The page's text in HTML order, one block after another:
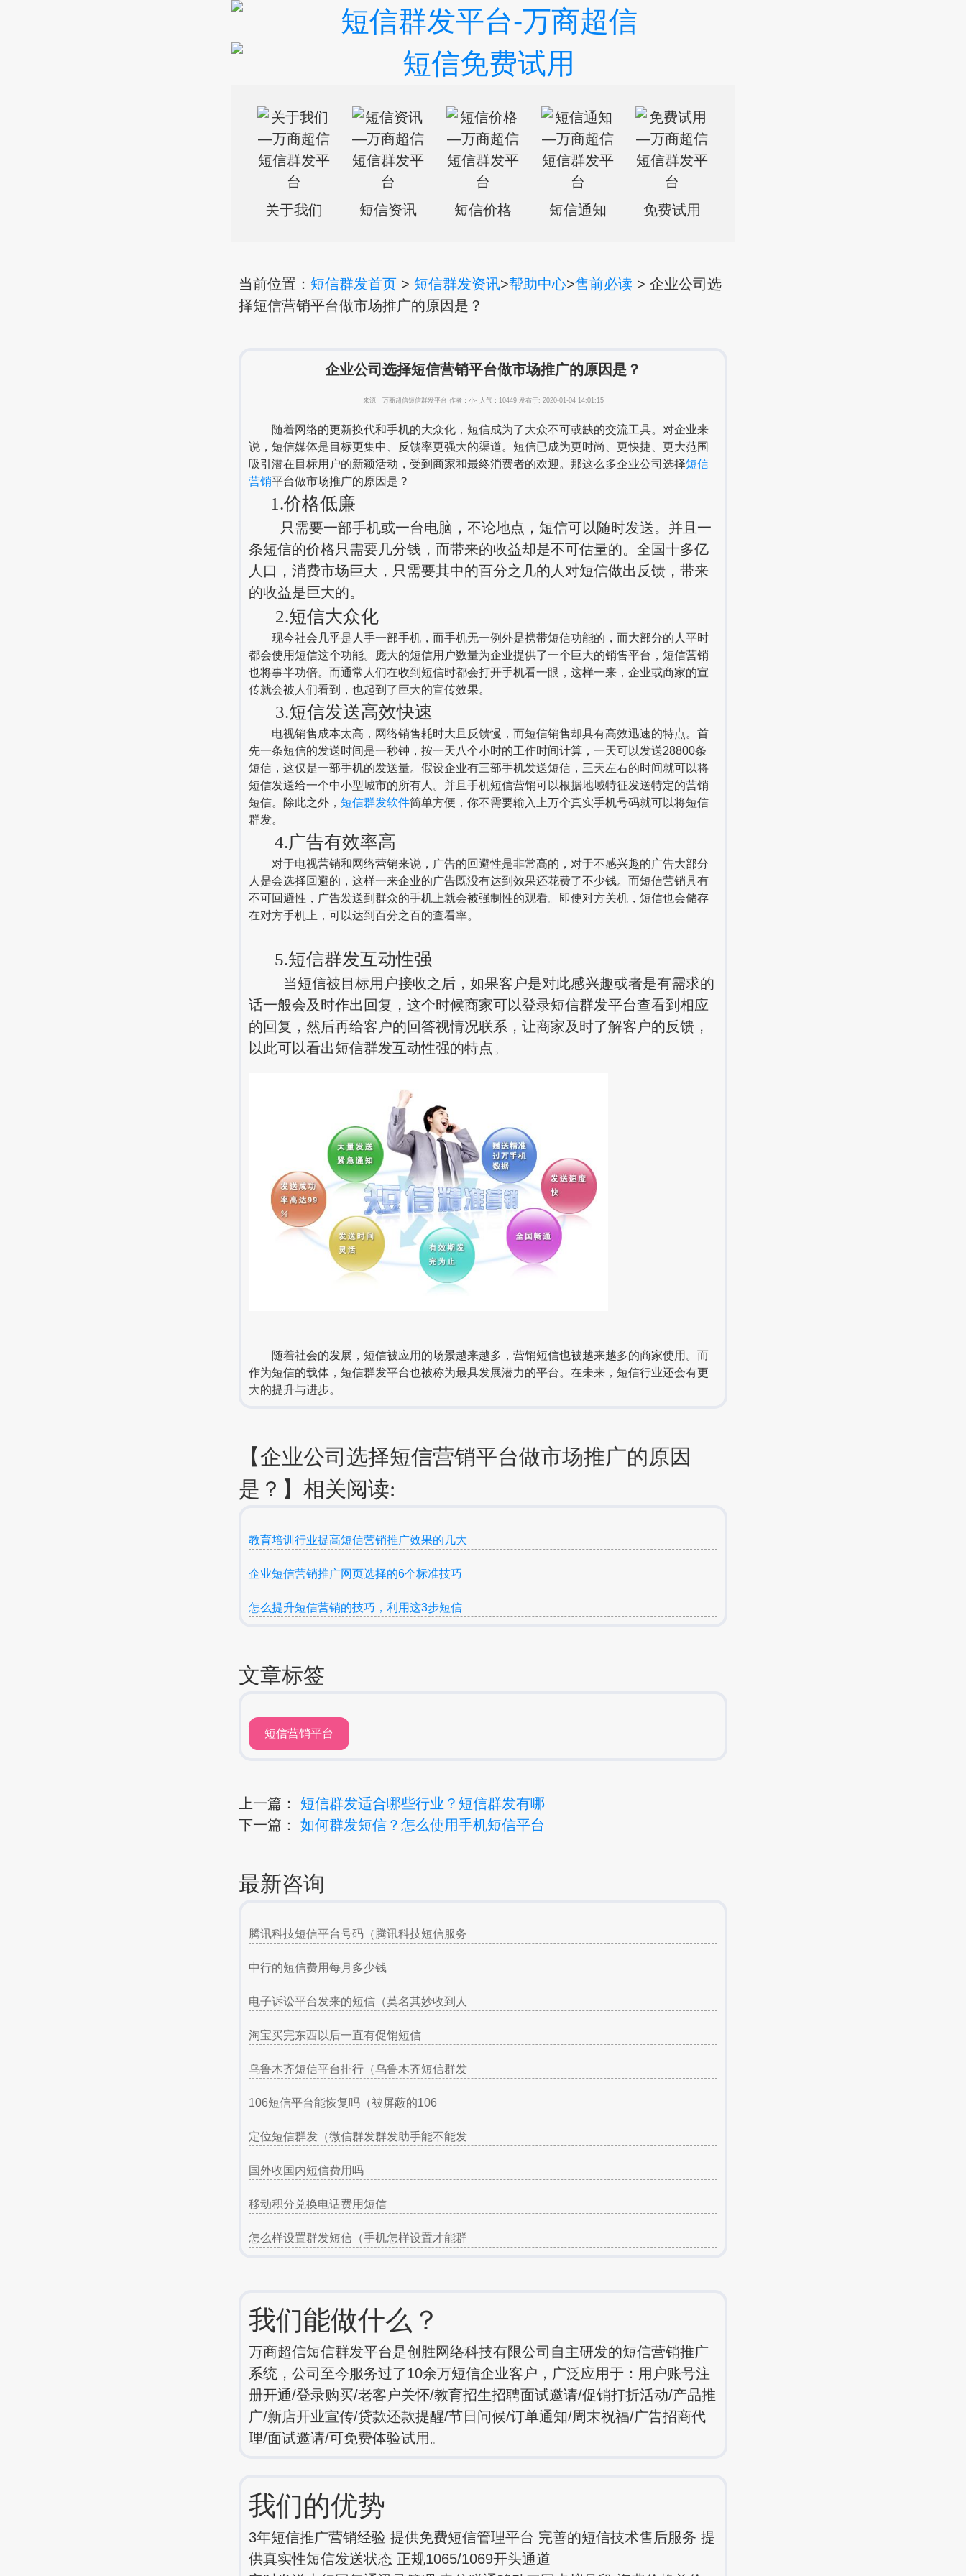
关于我们 短信资讯 短信价格 短信通知 免费试用
当前位置： 短信群发首页 > 短信群发资讯>帮助中心>售前必读 > 企业公司选
择短信营销平台做市场推广的原因是？
企业公司选择短信营销平台做市场推广的原因是？
来源：万商超信短信群发平台 作者：小- 人气：10449 发布于: 2020-01-04 14:01:15
随着网络的更新换代和手机的大众化，短信成为了大众不可或缺的交流工具。对企业来
说，短信媒体是目标更集中、反馈率更强大的渠道。短信已成为更时尚、更快捷、更大范围
吸引潜在目标用户的新颖活动，受到商家和最终消费者的欢迎。那这么多企业公司选择短信
营销平台做市场推广的原因是？
1.价格低廉
只需要一部手机或一台电脑，不论地点，短信可以随时发送。并且一
条短信的价格只需要几分钱，而带来的收益却是不可估量的。全国十多亿
人口，消费市场巨大，只需要其中的百分之几的人对短信做出反馈，带来
的收益是巨大的。
2.短信大众化
现今社会几乎是人手一部手机，而手机无一例外是携带短信功能的，而大部分的人平时
都会使用短信这个功能。庞大的短信用户数量为企业提供了一个巨大的销售平台，短信营销
也将事半功倍。而通常人们在收到短信时都会打开手机看一眼，这样一来，企业或商家的宣
传就会被人们看到，也起到了巨大的宣传效果。
3.短信发送高效快速
电视销售成本太高，网络销售耗时大且反馈慢，而短信销售却具有高效迅速的特点。首
先一条短信的发送时间是一秒钟，按一天八个小时的工作时间计算，一天可以发送28800条
短信，这仅是一部手机的发送量。假设企业有三部手机发送短信，三天左右的时间就可以将
短信发送给一个中小型城市的所有人。并且手机短信营销可以根据地域特征发送特定的营销
短信。除此之外，短信群发软件简单方便，你不需要输入上万个真实手机号码就可以将短信
群发。
4.广告有效率高
对于电视营销和网络营销来说，广告的回避性是非常高的，对于不感兴趣的广告大部分
人是会选择回避的，这样一来企业的广告既没有达到效果还花费了不少钱。而短信营销具有
不可回避性，广告发送到群众的手机上就会被强制性的观看。即使对方关机，短信也会储存
在对方手机上，可以达到百分之百的查看率。
5.短信群发互动性强
当短信被目标用户接收之后，如果客户是对此感兴趣或者是有需求的
话一般会及时作出回复，这个时候商家可以登录短信群发平台查看到相应
的回复，然后再给客户的回答视情况联系，让商家及时了解客户的反馈，
以此可以看出短信群发互动性强的特点。
随着社会的发展，短信被应用的场景越来越多，营销短信也被越来越多的商家使用。而
作为短信的载体，短信群发平台也被称为最具发展潜力的平台。在未来，短信行业还会有更
大的提升与进步。
【企业公司选择短信营销平台做市场推广的原因
是？】相关阅读:
教育培训行业提高短信营销推广效果的几大
企业短信营销推广网页选择的6个标准技巧
怎么提升短信营销的技巧，利用这3步短信
文章标签
短信营销平台
上一篇： 短信群发适合哪些行业？短信群发有哪
下一篇： 如何群发短信？怎么使用手机短信平台
最新咨询
腾讯科技短信平台号码（腾讯科技短信服务
中行的短信费用每月多少钱
电子诉讼平台发来的短信（莫名其妙收到人
淘宝买完东西以后一直有促销短信
乌鲁木齐短信平台排行（乌鲁木齐短信群发
106短信平台能恢复吗（被屏蔽的106
定位短信群发（微信群发群发助手能不能发
国外收国内短信费用吗
移动积分兑换电话费用短信
怎么样设置群发短信（手机怎样设置才能群
我们能做什么？
万商超信短信群发平台是创胜网络科技有限公司自主研发的短信营销推广
系统，公司至今服务过了10余万短信企业客户，广泛应用于：用户账号注
册开通/登录购买/老客户关怀/教育招生招聘面试邀请/促销打折活动/产品推
广/新店开业宣传/贷款还款提醒/节日问候/订单通知/周末祝福/广告招商代
理/面试邀请/可免费体验试用。
我们的优势
3年短信推广营销经验 提供免费短信管理平台 完善的短信技术售后服务 提
供真实性短信发送状态 正规1065/1069开头通道